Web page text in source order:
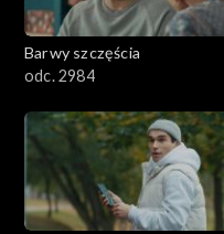
Barwy szczęścia
odc. 2984